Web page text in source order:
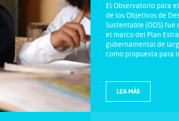
El Observatorio para
de los Objetivos de
Sustentable (ODS) fue
el marco del Plan
gubernamental de
como propuesta para
LEA MÁS